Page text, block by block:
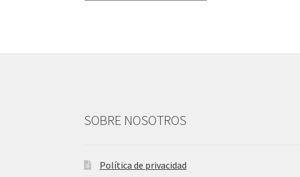
SOBRE NOSOTROS
Política de privacidad